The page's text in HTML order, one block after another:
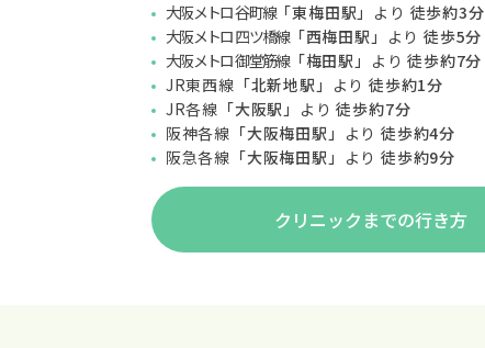
大阪メトロ 谷町線「東梅田駅」 より 徒歩約3分
大阪メトロ 四ツ橋線「西梅田駅」 より徒歩5分
大阪メトロ 御堂筋線「梅田駅」 より徒歩約7分
JR東西線 「北新地駅」 より徒歩約1分
JR各線 「大阪駅」 より徒歩約7分
阪神各線 「大阪梅田駅」 より徒歩約4分
阪急各線 「大阪梅田駅」 より徒歩約9分
クリニックまでの行き方